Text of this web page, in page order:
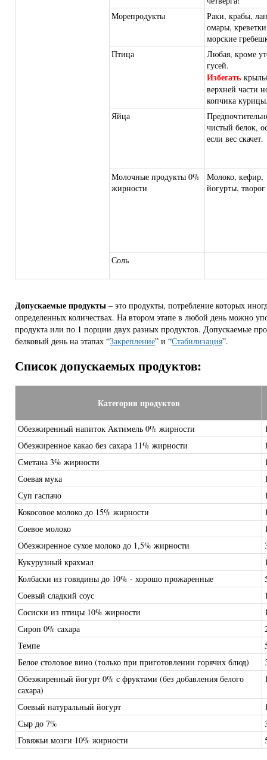
Морепродукты
Раки, крабы,
омары,
морские
Птица
Любая, кроме
гусей.
Избегать
верхней части
копчика
Яйца
чистый белок,
если вес скачет.
Молочные продукты 0%
жирности
Молоко, кефир,
йогурты, творог
Соль
Допускаемые продукты – это продукты, потребление которых
определенных количествах. На втором этапе в любой день можно
продукта или по 1 порции двух разных продуктов. Допускаемые
белковый день на этапах “Закрепление” и “Стабилизация”.
Список допускаемых продуктов:
Категория продуктов
Обезжиренный напиток Актимель 0% жирности
Обезжиренное какао без сахара 11% жирности
Сметана 3% жирности
Соевая мука
Суп гаспачо
Кокосовое молоко до 15% жирности
Соевое молоко
Обезжиренное сухое молоко до 1,5% жирности
Кукурузный крахмал
Колбаски из говядины до 10% - хорошо прожаренные
Соевый сладкий соус
Сосиски из птицы 10% жирности
Сироп 0% сахара
Темпе
Белое столовое вино (только при приготовлении горячих блюд)
Обезжиренный йогурт 0% с фруктами (без добавления белого
сахара)
Соевый натуральный йогурт
Сыр до 7%
Говяжьи мозги 10% жирности